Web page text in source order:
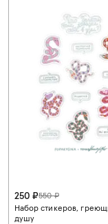
250 ₽550 ₽
Набор стикеров,
душу